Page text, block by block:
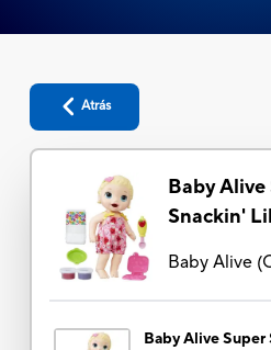
Atrás
Baby Alive
Snackin'
Baby Alive(
Baby Alive Super